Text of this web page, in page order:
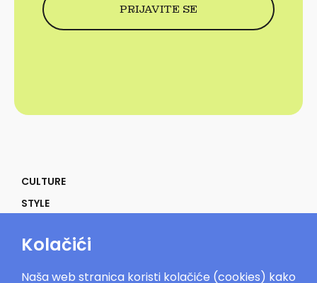
CULTURE
STYLE
POWER
Kolačići
Naša web stranica koristi kolačiće (cookies) kako